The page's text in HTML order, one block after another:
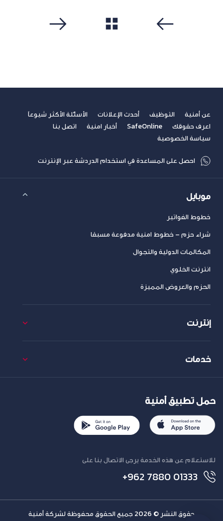
عن أمنية التوظيف أحدث الإعلانات
الأسئلة الأكثر شيوعاً
اعرف حقوقك
SafeOnline أخبار امنية
اتصل بنا
سياسة الخصوصية
احصل على المساعدة في استخدام الدردشة عبر الإنترنت
موبايل
خطوط الفواتير
شراء حزم – خطوط امنية مدفوعة مسبقا
المكالمات الدولية والتجوال
انترنت الخلوي
الحزم والعروض المميزة
إنترنت
خدمات
حمل تطبيق أمنية
للاستعلام عن هذه الخدمة يرجى الاتصال بنا على
+962 7880 01333
حقوق النشر © 2026 جميع الحقوق محفوظة لشركة أمنية